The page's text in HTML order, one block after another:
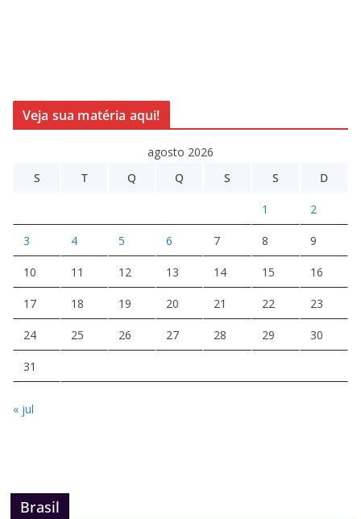
Veja sua matéria aqui!
agosto 2026
S
T Q Q S S D
1 2
3 4 5 6 7 8 9
10 11 12 13 14 15 16
17 18 19 20 21 22 23
24 25 26 27 28 29 30
31
« jul
Brasil